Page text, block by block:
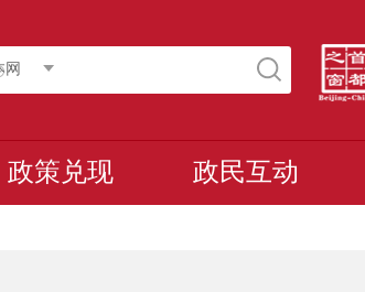
网
政策兑现 政民互动